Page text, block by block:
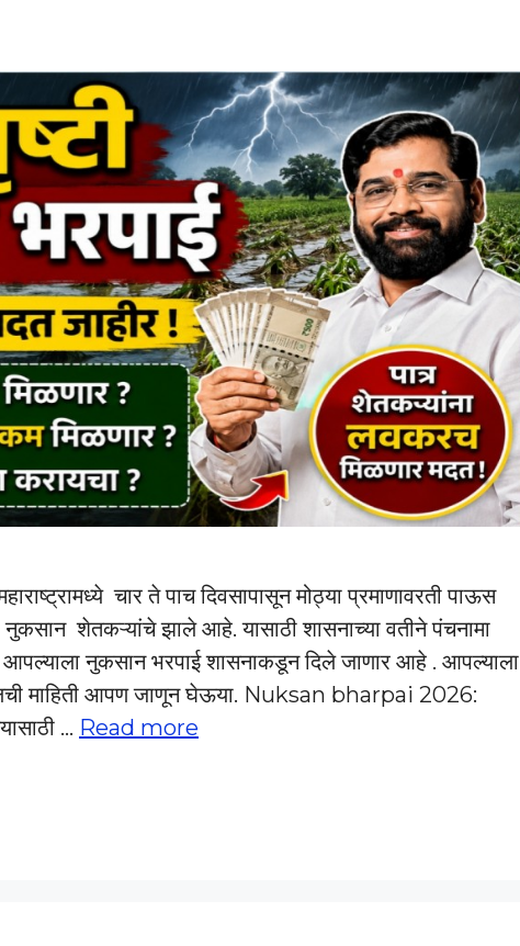
चार ते पाच दिवसापासून मोठ्या प्रमाणावरती पाऊस
नुकसान शेतकऱ्यांचे झाले आहे. यासाठी शासनाच्या वतीने पंचनामा
नुकसान भरपाई शासनाकडून दिले जाणार आहे . आपल्याला
माहिती आपण जाणून घेऊया. Nuksan bharpai 2026:
… Read more